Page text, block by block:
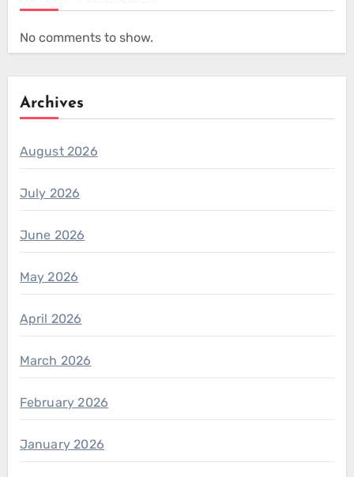
No comments to show.
Archives
August 2026
July 2026
June 2026
May 2026
April 2026
March 2026
February 2026
January 2026